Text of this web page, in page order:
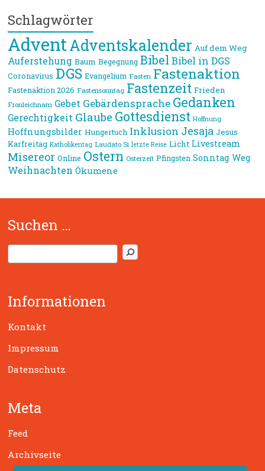
Schlagwörter
AdventAdventskalender Auf dem Weg
Auferstehung Baum Begegnung Bibel Bibel in DGS
Coronavirus DGS Evangelium Fasten Fastenaktion
Fastenaktion 2026 Fastensonntag Fastenzeit Frieden
Fronleichnam Gebet Gebärdensprache Gedanken
Gerechtigkeit Glaube Gottesdienst Hoffnung
Hoffnungsbilder Hungertuch Inklusion Jesaja Jesus
Karfreitag Katholikentag Laudato Si letzte Reise Licht Livestream
Misereor Online Ostern Osterzeit Pfingsten Sonntag Weg
Weihnachten Ökumene
Suchen …
u
e
n
Informationen
Kontakt
Impressum
Datenschutz
Meta
Feed
Archivseite